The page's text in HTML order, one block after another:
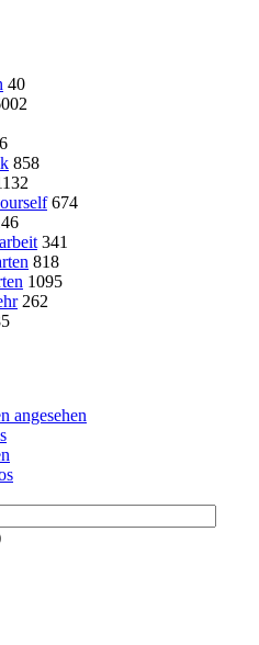
40
858
674
341
818
1095
262
angesehen